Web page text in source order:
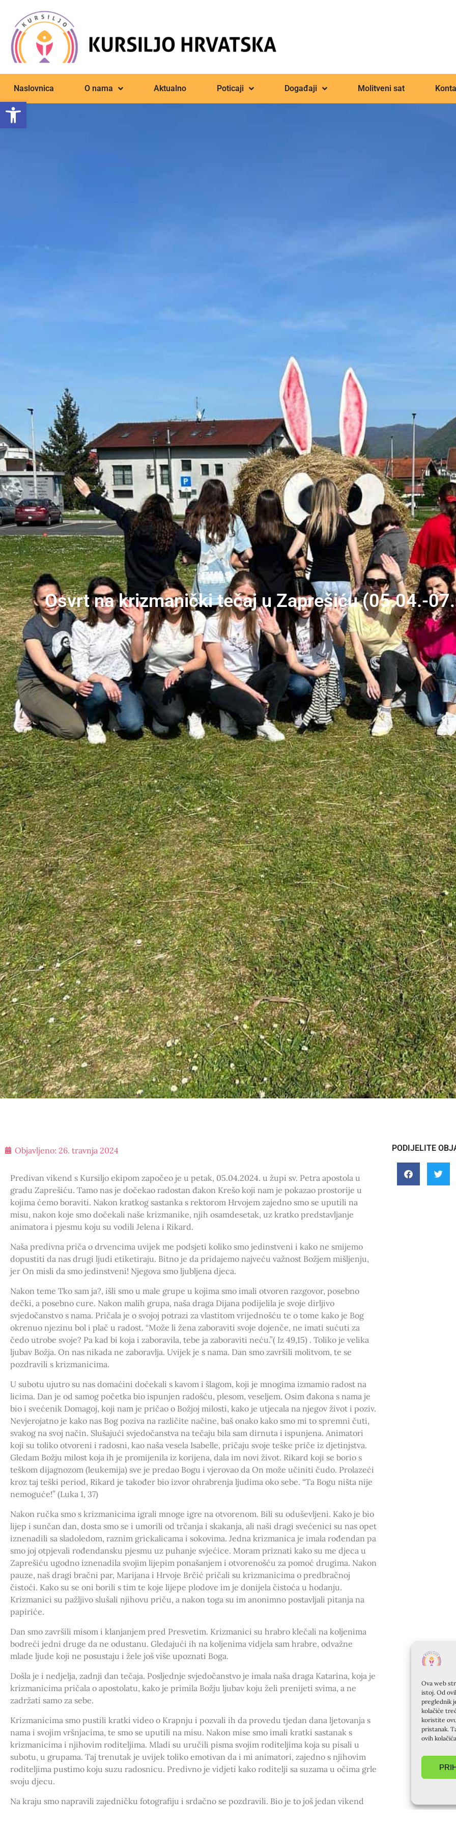
Open toolbar
Ova web
istoj. Od
preglednik
kolačiće
koristite
pristanak.
ovih
Naslovnica O nama Aktualno Poticaji Događaji Molitveni sat
Osvrt na krizmanički tečaj u Zaprešiću (05.04.-
Objavljeno: 26. travnja 2024
Predivan vikend s Kursiljo ekipom započeo je u petak, 05.04.2024. u župi sv. Petra apostola u
gradu Zaprešiću. Tamo nas je dočekao radostan đakon Krešo koji nam je pokazao prostorije u
kojima ćemo boraviti. Nakon kratkog sastanka s rektorom Hrvojem zajedno smo se uputili na
misu, nakon koje smo dočekali naše krizmanike, njih osamdesetak, uz kratko predstavljanje
animatora i pjesmu koju su vodili Jelena i Rikard.
Naša predivna priča o drvencima uvijek me podsjeti koliko smo jedinstveni i kako ne smijemo
dopustiti da nas drugi ljudi etiketiraju. Bitno je da pridajemo najveću važnost Božjem mišljenju,
jer On misli da smo jedinstveni! Njegova smo ljubljena djeca.
Nakon teme Tko sam ja?, išli smo u male grupe u kojima smo imali otvoren razgovor, posebno
dečki, a posebno cure. Nakon malih grupa, naša draga Dijana podijelila je svoje dirljivo
svjedočanstvo s nama. Pričala je o svojoj potrazi za vlastitom vrijednošću te o tome kako je Bog
okrenuo njezinu bol i plač u radost. “Može li žena zaboraviti svoje dojenče, ne imati sućuti za
čedo utrobe svoje? Pa kad bi koja i zaboravila, tebe ja zaboraviti neću.”( Iz 49,15) . Toliko je velika
ljubav Božja. On nas nikada ne zaboravlja. Uvijek je s nama. Dan smo završili molitvom, te se
pozdravili s krizmanicima.
U subotu ujutro su nas domaćini dočekali s kavom i šlagom, koji je mnogima izmamio radost na
licima. Dan je od samog početka bio ispunjen radošću, plesom, veseljem. Osim đakona s nama je
bio i svećenik Domagoj, koji nam je pričao o Božjoj milosti, kako je utjecala na njegov život i poziv.
Nevjerojatno je kako nas Bog poziva na različite načine, baš onako kako smo mi to spremni čuti,
svakog na svoj način. Slušajući svjedočanstva na tečaju bila sam dirnuta i ispunjena. Animatori
koji su toliko otvoreni i radosni, kao naša vesela Isabelle, pričaju svoje teške priče iz djetinjstva.
Gledam Božju milost koja ih je promijenila iz korijena, dala im novi život. Rikard koji se borio s
teškom dijagnozom (leukemija) sve je predao Bogu i vjerovao da On može učiniti čudo. Prolazeći
kroz taj teški period, Rikard je također bio izvor ohrabrenja ljudima oko sebe. “Ta Bogu ništa nije
nemoguće!” (Luka 1, 37)
Nakon ručka smo s krizmanicima igrali mnoge igre na otvorenom. Bili su oduševljeni. Kako je bio
lijep i sunčan dan, dosta smo se i umorili od trčanja i skakanja, ali naši dragi svećenici su nas opet
iznenadili sa sladoledom, raznim grickalicama i sokovima. Jedna krizmanica je imala rođendan pa
smo joj otpjevali rođendansku pjesmu uz puhanje svjećice. Moram priznati kako su me djeca u
Zaprešiću ugodno iznenadila svojim lijepim ponašanjem i otvorenošću za pomoć drugima. Nakon
pauze, naš dragi bračni par, Marijana i Hrvoje Brčić pričali su krizmanicima o predbračnoj
čistoći. Kako su se oni borili s tim te koje lijepe plodove im je donijela čistoća u hodanju.
Krizmanici su pažljivo slušali njihovu priču, a nakon toga su im anonimno postavljali pitanja na
papiriće.
Dan smo završili misom i klanjanjem pred Presvetim. Krizmanici su hrabro klečali na koljenima
bodreći jedni druge da ne odustanu. Gledajući ih na koljenima vidjela sam hrabre, odvažne
mlade ljude koji ne posustaju i žele još više upoznati Boga.
Došla je i nedjelja, zadnji dan tečaja. Posljednje svjedočanstvo je imala naša draga Katarina, koja je
krizmanicima pričala o apostolatu, kako je primila Božju ljubav koju želi prenijeti svima, a ne
zadržati samo za sebe.
Krizmanicima smo pustili kratki video o Krapnju i pozvali ih da provedu tjedan dana ljetovanja s
nama i svojim vršnjacima, te smo se uputili na misu. Nakon mise smo imali kratki sastanak s
krizmanicima i njihovim roditeljima. Mladi su uručili pisma svojim roditeljima koja su pisali u
subotu, u grupama. Taj trenutak je uvijek toliko emotivan da i mi animatori, zajedno s njihovim
roditeljima pustimo koju suzu radosnicu. Predivno je vidjeti kako roditelji sa suzama u očima grle
svoju djecu.
Na kraju smo napravili zajedničku fotografiju i srdačno se pozdravili. Bio je to još jedan vikend
PODIJELITE